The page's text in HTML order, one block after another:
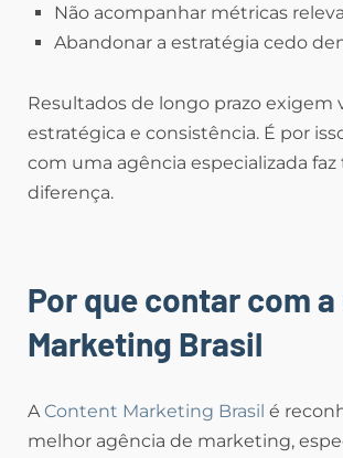
Não acompanhar métricas
Abandonar a estratégia cedo
Resultados de longo prazo exigem
estratégica e consistência. É por
com uma agência especializada faz
diferença.
Por que contar com
Marketing Brasil
A Content Marketing Brasil é
melhor agência de marketing,